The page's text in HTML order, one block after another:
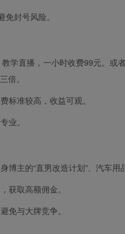
免封号风险。
学直播，一小时收费99元。或
倍。
标准较高，收益可观。
业。
博主的“直男改造计划”、汽车用
获取高额佣金。
免与大牌竞争。